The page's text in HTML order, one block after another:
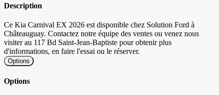
Description
Ce Kia Carnival EX 2026 est disponible chez Solution Ford à
Châteauguay. Contactez notre équipe des ventes ou venez nous
visiter au 117 Bd Saint-Jean-Baptiste pour obtenir plus
d'informations, en faire l'essai ou le réserver.
Options
Options